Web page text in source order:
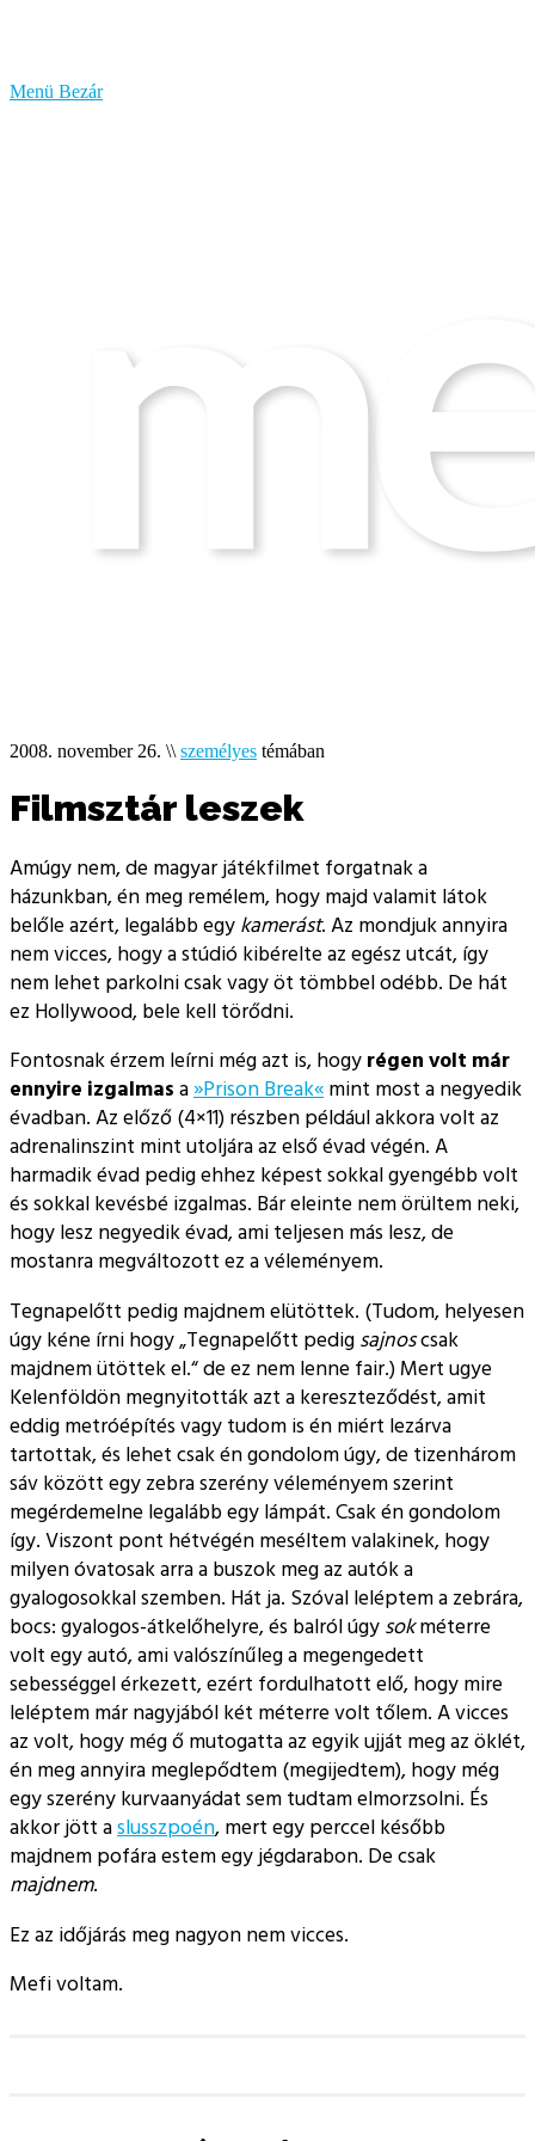
Menü Bezár
2008. november 26. \\ személyes témában
Filmsztár leszek
Amúgy nem, de magyar játékfilmet forgatnak a
házunkban, én meg remélem, hogy majd valamit látok
belőle azért, legalább egy kamerást. Az mondjuk annyira
nem vicces, hogy a stúdió kibérelte az egész utcát, így
nem lehet parkolni csak vagy öt tömbbel odébb. De hát
ez Hollywood, bele kell törődni.
Fontosnak érzem leírni még azt is, hogy régen volt már
ennyire izgalmas a»Prison Break« mint most a negyedik
évadban. Az előző (4×11) részben például akkora volt az
adrenalinszint mint utoljára az első évad végén. A
harmadik évad pedig ehhez képest sokkal gyengébb volt
és sokkal kevésbé izgalmas. Bár eleinte nem örültem neki,
hogy lesz negyedik évad, ami teljesen más lesz, de
mostanra megváltozott ez a véleményem.
Tegnapelőtt pedig majdnem elütöttek. (Tudom, helyesen
úgy kéne írni hogy Tegnapelőtt pedig sajnoscsak
majdnem ütöttek el. de ez nem lenne fair.) Mert ugye
Kelenföldön megnyitották azt a kereszteződést, amit
eddig metróépítés vagy tudom is én miért lezárva
tartottak, és lehet csak én gondolom úgy, de tizenhárom
sáv között egy zebra szerény véleményem szerint
megérdemelne legalább egy lámpát. Csak én gondolom
így. Viszont pont hétvégén meséltem valakinek, hogy
milyen óvatosak arra a buszok meg az autók a
gyalogosokkal szemben. Hát ja. Szóval leléptem a zebrára,
bocs: gyalogos-átkelőhelyre, és balról úgy sokméterre
volt egy autó, ami valószínűleg a megengedett
sebességgel érkezett, ezért fordulhatott elő, hogy mire
leléptem már nagyjából két méterre volt tőlem. A vicces
az volt, hogy még ő mutogatta az egyik ujját meg az öklét,
én meg annyira meglepődtem (megijedtem), hogy még
egy szerény kurvaanyádat sem tudtam elmorzsolni. És
akkor jött aslusszpoén, mert egy perccel később
majdnem pofára estem egy jégdarabon. De csak
majdnem.
Ez az időjárás meg nagyon nem vicces.
Mefi voltam.